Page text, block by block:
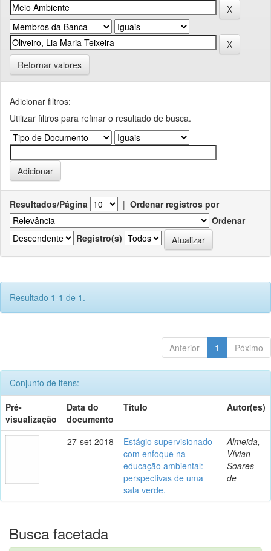
Retornar valores
Adicionar filtros:
Utilizar filtros para refinar o resultado de busca.
Resultados/Página | Ordenar registros por
Ordenar
Registro(s)
Resultado 1-1 de 1.
Anterior 1 Póximo
Conjunto de itens:
Pré-
visualização
Data do
documento
Título Autor(es)
27-set-2018
Estágio supervisionado
com enfoque na
educação ambiental:
perspectivas de uma
sala verde.
Almeida,
Vívian
Soares
de
Busca facetada